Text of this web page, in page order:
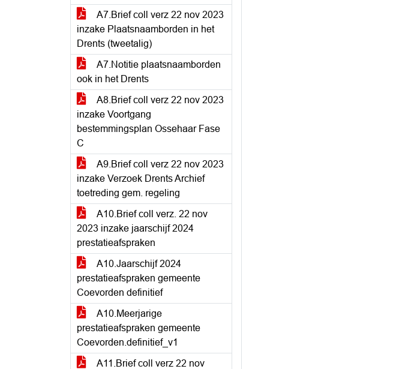
A7.Brief coll verz 22 nov 2023
inzake Plaatsnaamborden in het
Drents (tweetalig)
A7.Notitie plaatsnaamborden
ook in het Drents
A8.Brief coll verz 22 nov 2023
inzake Voortgang
bestemmingsplan Ossehaar Fase
C
A9.Brief coll verz 22 nov 2023
inzake Verzoek Drents Archief
toetreding gem. regeling
A10.Brief coll verz. 22 nov
2023 inzake jaarschijf 2024
prestatieafspraken
A10.Jaarschijf 2024
prestatieafspraken gemeente
Coevorden definitief
A10.Meerjarige
prestatieafspraken gemeente
Coevorden.definitief_v1
A11.Brief coll verz 22 nov